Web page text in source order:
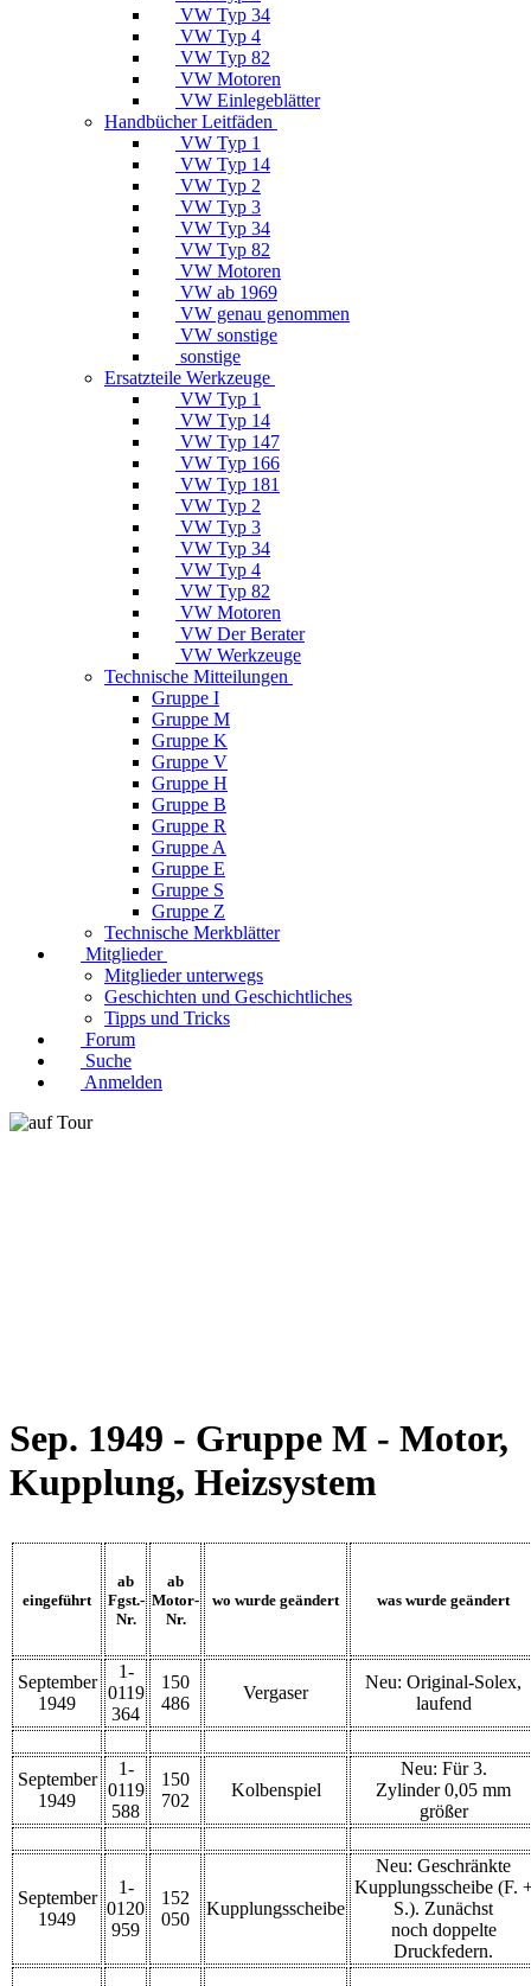
VW Typ 34
VW Typ 4
VW Typ 82
VW Motoren
VW Einlegeblätter
Handbücher Leitfäden
VW Typ 1
VW Typ 14
VW Typ 2
VW Typ 3
VW Typ 34
VW Typ 82
VW Motoren
VW ab 1969
VW genau genommen
VW sonstige
sonstige
Ersatzteile Werkzeuge
VW Typ 1
VW Typ 14
VW Typ 147
VW Typ 166
VW Typ 181
VW Typ 2
VW Typ 3
VW Typ 34
VW Typ 4
VW Typ 82
VW Motoren
VW Der Berater
VW Werkzeuge
Technische Mitteilungen
Gruppe I
Gruppe M
Gruppe K
Gruppe V
Gruppe H
Gruppe B
Gruppe R
Gruppe A
Gruppe E
Gruppe S
Gruppe Z
Technische Merkblätter
Mitglieder
Mitglieder unterwegs
Geschichten und Geschichtliches
Tipps und Tricks
Forum
Suche
Anmelden
Sep. 1949 - Gruppe M - Motor,
Kupplung, Heizsystem
eingeführt
ab
Fgst.-
Nr.
ab
Motor-
Nr.
wo wurde geändert was wurde geändert
September
1949
1-
0119
364
150
486
Vergaser
Neu: Original-Solex,
laufend
September
1949
1-
0119
588
150
702
Kolbenspiel
Neu: Für 3.
Zylinder 0,05 mm
größer
September
1949
1-
0120
959
152
050
Kupplungsscheibe
Neu: Geschränkte
Kupplungsscheibe (F.
S.). Zunächst
noch doppelte
Druckfedern.